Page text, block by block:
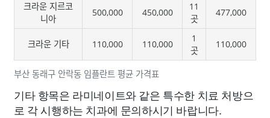
부산 동래구 안락동 임플란트 평균 가격표
크라운 지르코
니아
500,000 450,000
11
곳
477,000
크라운 기타 110,000 110,000
1
곳
110,000
기타 항목은 라미네이트와 같은 특수한 치료 처방으
로 각 시행하는 치과에 문의하시기 바랍니다.